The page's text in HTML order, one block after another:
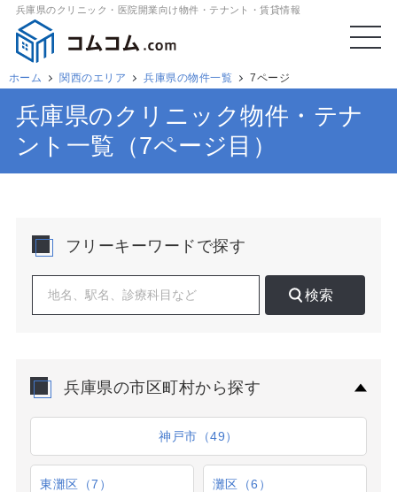
兵庫県のクリニック・医院開業向け物件・テナント・賃貸情報
ホーム 関西のエリア 兵庫県の物件一覧 7ページ
兵庫県のクリニック物件・テナ
ント一覧（7ページ目）
フリーキーワードで探す
検索
兵庫県の市区町村から探す
神戸市（49）
東灘区（7） 灘区（6）